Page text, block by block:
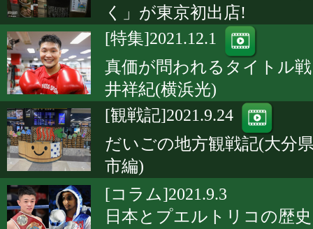
く」が東京初出店!
[特集]2021.12.1
真価が問われるタイトル
井祥紀(横浜光)
[観戦記]2021.9.24
だいごの地方観戦記(大分
市編)
[コラム]2021.9.3
日本とプエルトリコの歴